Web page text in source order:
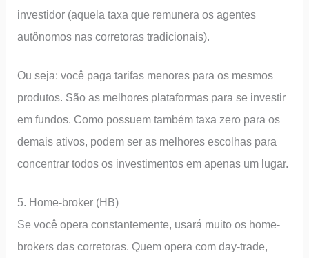
investidor (aquela taxa que remunera os agentes
autônomos nas corretoras tradicionais).
Ou seja: você paga tarifas menores para os mesmos
produtos. São as melhores plataformas para se investir
em fundos. Como possuem também taxa zero para os
demais ativos, podem ser as melhores escolhas para
concentrar todos os investimentos em apenas um lugar.
5. Home-broker (HB)
Se você opera constantemente, usará muito os home-
brokers das corretoras. Quem opera com day-trade,